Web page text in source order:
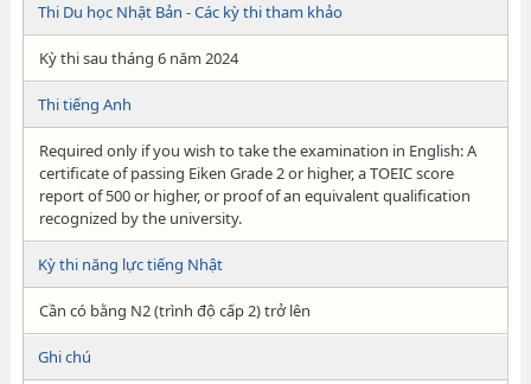
Thi Du học Nhật Bản - Các kỳ thi tham khảo
Kỳ thi sau tháng 6 năm 2024
Thi tiếng Anh
Required only if you wish to take the examination in English: A
certificate of passing Eiken Grade 2 or higher, a TOEIC score
report of 500 or higher, or proof of an equivalent qualification
recognized by the university.
Kỳ thi năng lực tiếng Nhật
Cần có bằng N2 (trình độ cấp 2) trở lên
Ghi chú